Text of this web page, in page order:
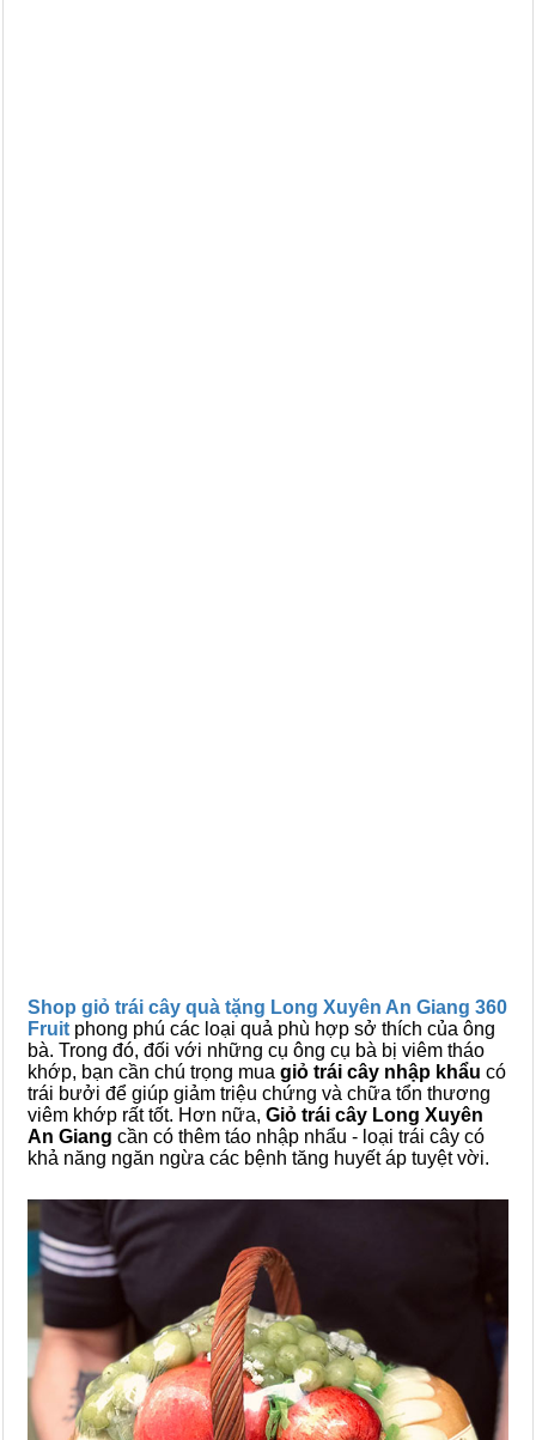
Shop giỏ trái cây quà tặng Long Xuyên An Giang 360
Fruit phong phú các loại quả phù hợp sở thích của ông
bà. Trong đó, đối với những cụ ông cụ bà bị viêm tháo
khớp, bạn cần chú trọng mua giỏ trái cây nhập khẩu có
trái bưởi để giúp giảm triệu chứng và chữa tổn thương
viêm khớp rất tốt. Hơn nữa, Giỏ trái cây Long Xuyên
An Giang cần có thêm táo nhập nhẩu - loại trái cây có
khả năng ngăn ngừa các bệnh tăng huyết áp tuyệt vời.